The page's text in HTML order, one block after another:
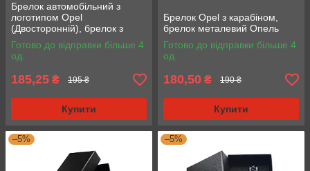
Брелок автомобільний з
логотипом Opel
(Двосторонній), брелок з
номером авто Опель
Готово до відправки більше 4
од.
185,25 ₴ 195 ₴
Купити
Брелок Opel з карабіном,
брелок металевий Опель
Готово до відправки більше 4
од.
180,50 ₴ 190 ₴
Купити
–5% –5%